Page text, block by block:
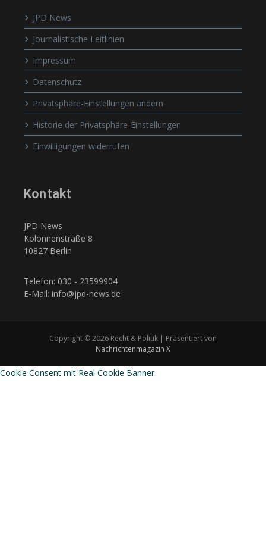
JPD News
Journalistische Leitlinien
Impressum
Datenschutz
Privatsphäre-Einstellungen ändern
Historie der Privatsphäre-Einstellungen
Einwilligungen widerrufen
Kontakt
JPD News
Kolonnenstraße 8
10827 Berlin
Telefon: 030 - 23599904
E-Mail: info@jpd-news.de
Copyright © 2026 Recht & Politik | Präsentiert von
Nachrichtenmagazin X
Cookie Consent mit Real Cookie Banner